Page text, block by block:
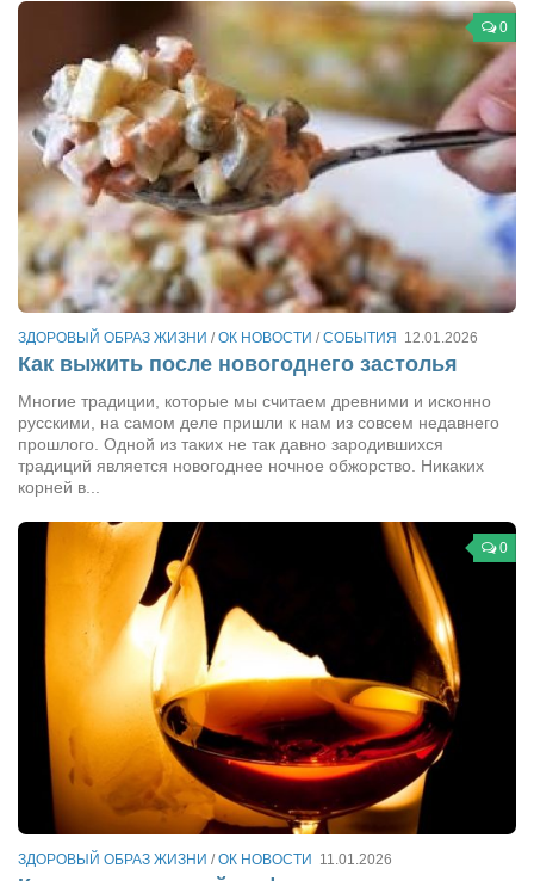
«Книголюб» — супермаркет
Багетный двор
МАГАЗИН СТИХОВ НА ЗАКАЗ
«Павел» — магазин мужской одежды
Туризм
«Траверс» — экипировочный центр
Журналисты
Александр Гвоздик
Музыканты
Евгений Касьяненко
Сергей Коноз
Звукорежиссёры
Alfom Studio
Guitarproduction Studio
Писатели
Режиссёры
Художники
Надія Белокур
Анна Гидора
0
ЗДОРОВЫЙ ОБРАЗ ЖИЗНИ /ОК НОВОСТИ /СОБЫТИЯ 12.01.2026
Как выжить после новогоднего застолья
Многие традиции, которые мы считаем древними и исконно
русскими, на самом деле пришли к нам из совсем недавнего
прошлого. Одной из таких не так давно зародившихся
традиций является новогоднее ночное обжорство. Никаких
корней в...
0
ЗДОРОВЫЙ ОБРАЗ ЖИЗНИ /ОК НОВОСТИ 11.01.2026